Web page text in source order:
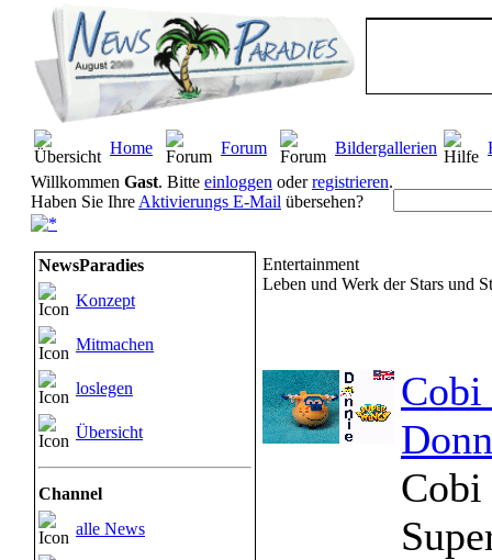
Home Forum Bildergallerien
Willkommen Gast. Bitte einloggen oderregistrieren.
Haben Sie Ihre Aktivierungs E-Mail übersehen?
NewsParadies
Konzept
Mitmachen
loslegen
Übersicht
Channel
alle News
Entertainment
Leben und Werk der Stars und
Cobi
Cobi